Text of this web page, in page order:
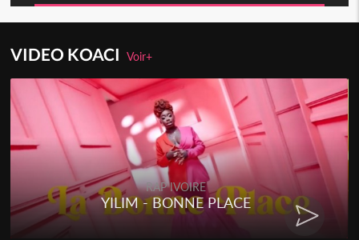
VIDEO KOACIVoir+
RAP IVOIRE
YILIM - BONNE PLACE